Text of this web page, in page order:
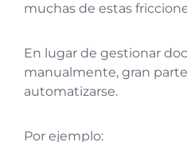
muchas de estas
En lugar de gestionar
manualmente, gran
automatizarse.
Por ejemplo: